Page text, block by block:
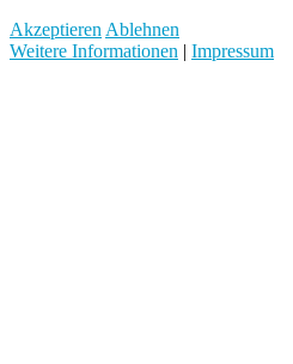
Akzeptieren Ablehnen
Weitere Informationen | Impressum